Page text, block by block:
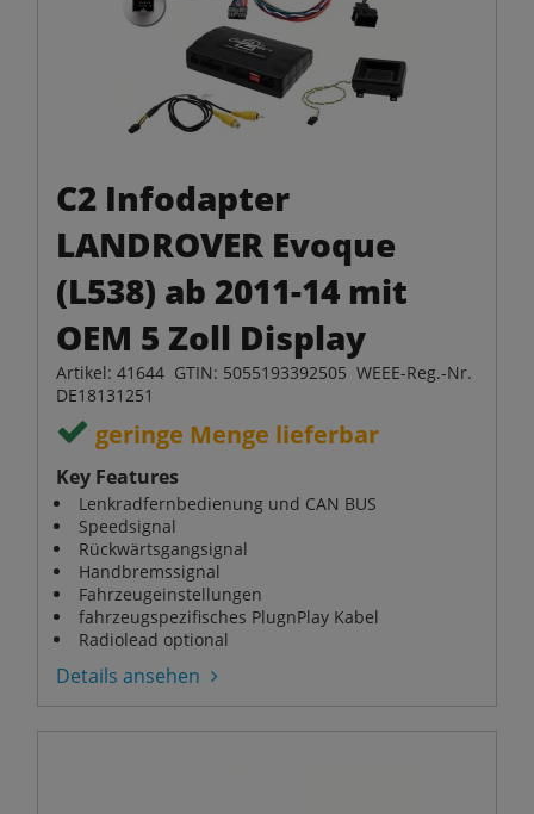
C2 Infodapter
LANDROVER Evoque
(L538) ab 2011-14 mit
OEM 5 Zoll Display
Artikel: 41644 GTIN: 5055193392505 WEEE-Reg.-Nr.
DE18131251
geringe Menge lieferbar
Key Features
Lenkradfernbedienung und CAN BUS
Speedsignal
Rückwärtsgangsignal
Handbremssignal
Fahrzeugeinstellungen
fahrzeugspezifisches PlugnPlay Kabel
Radiolead optional
Details ansehen